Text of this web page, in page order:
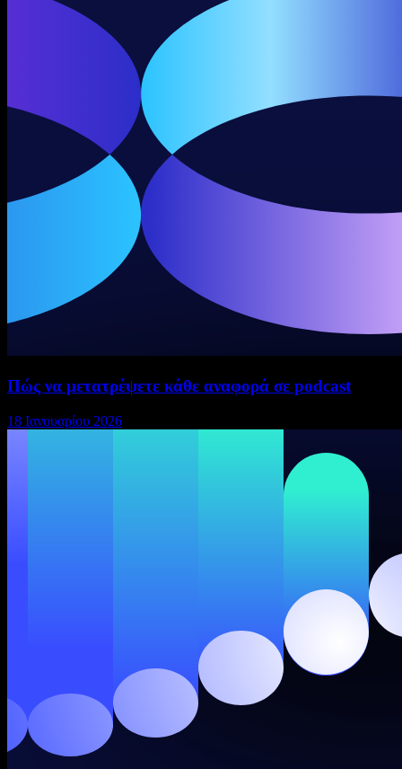
Πώς να μετατρέψετε κάθε αναφορά σε podcast
18 Ιανουαρίου 2026